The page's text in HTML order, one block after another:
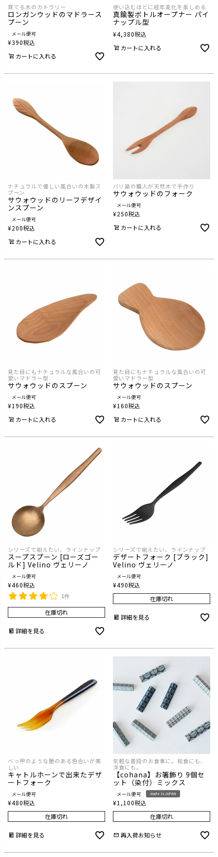
育てる木のカトラリー
ロンガンウッドのマドラース
プーン
メール便可
¥390税込
カートに入れる
使い込むほどに経年変化を楽しめる
真鍮製ボトルオープナー パイ
ナップル型
¥4,380税込
カートに入れる
ナチュラルで優しい風合いの木製ス
プーン
サウォウッドのリーフデザイ
ンスプーン
メール便可
¥200税込
カートに入れる
バリ島の職人が天然木で手作り
サウォウッドのフォーク
メール便可
¥250税込
カートに入れる
見た目にもナチュラルな風合いの可
愛いマドラー型
サウォウッドのスプーン
メール便可
¥190税込
カートに入れる
見た目にもナチュラルな風合いの可
愛いマドラー型
サウォウッドのスプーン
メール便可
¥160税込
カートに入れる
シリーズで揃えたい、ラインナップ
スープスプーン [ローズゴー
ルド] Velino ヴェリーノ
メール便可
¥460税込
1件
在庫切れ
詳細を見る
シリーズで揃えたい、ラインナップ
デザートフォーク [ブラック]
Velino ヴェリーノ
メール便可
¥490税込
在庫切れ
詳細を見る
べっ甲のような艶のある色合いが美
しい
キャトルホーンで出来たデザ
ートフォーク
メール便可
¥480税込
在庫切れ
詳細を見る
気軽な普段のお食事に。和食にも、
洋食にも。
【cohana】お箸飾り 9個セ
ット（染付）ミックス
メール便可 made in JAPAN
¥1,100税込
在庫切れ
再入荷お知らせ